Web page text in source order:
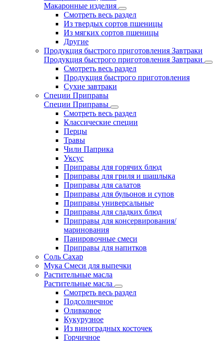
Макаронные изделия
Смотреть весь раздел
Из твердых сортов пшеницы
Из мягких сортов пшеницы
Другие
Продукция быстрого приготовления Завтраки
Продукция быстрого приготовления Завтраки
Смотреть весь раздел
Продукция быстрого приготовления
Сухие завтраки
Специи Приправы
Специи Приправы
Смотреть весь раздел
Классические специи
Перцы
Травы
Чили Паприка
Уксус
Приправы для горячих блюд
Приправы для гриля и шашлыка
Приправы для салатов
Приправы для бульонов и супов
Приправы универсальные
Приправы для сладких блюд
Приправы для консервирования/
маринования
Панировочные смеси
Приправы для напитков
Соль Сахар
Мука Смеси для выпечки
Растительные масла
Растительные масла
Смотреть весь раздел
Подсолнечное
Оливковое
Кукурузное
Из виноградных косточек
Горчичное